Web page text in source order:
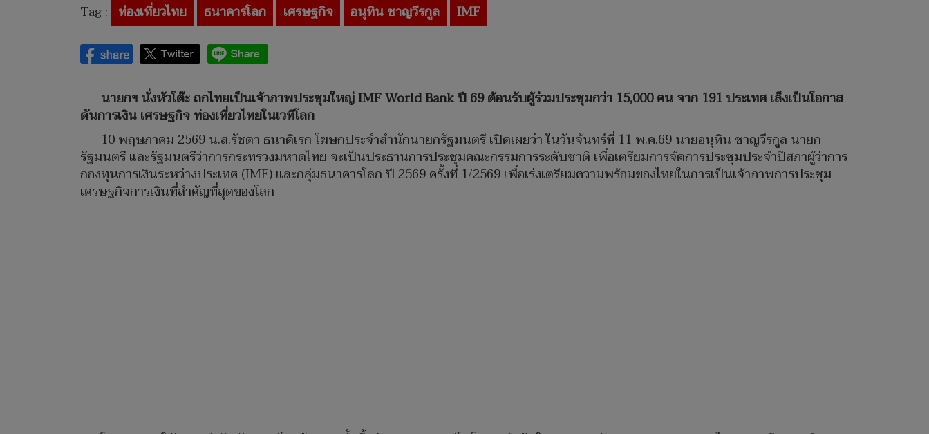
Tag : ท่องเที่ยวไทย ธนาคารโลก เศรษฐกิจ อนุทิน ชาญวีรกูล IMF
นายกฯ นั่งหัวโต๊ะ ถกไทยเป็นเจ้าภาพประชุมใหญ่ IMF World Bank ปี 69 ต้อนรับผู้ร่วมประชุมกว่า 15,000 คน จาก 191 ประเทศ เล็งเป็นโอกาส
ดันการเงิน เศรษฐกิจ ท่องเที่ยวไทยในเวทีโลก
10 พฤษภาคม 2569 น.ส.รัชดา ธนาดิเรก โฆษกประจำสำนักนายกรัฐมนตรี เปิดเผยว่า ในวันจันทร์ที่ 11 พ.ค.69 นายอนุทิน ชาญวีรกูล นายก
รัฐมนตรี และรัฐมนตรีว่าการกระทรวงมหาดไทย จะเป็นประธานการประชุมคณะกรรมการระดับชาติ เพื่อเตรียมการจัดการประชุมประจำปีสภาผู้ว่าการ
กองทุนการเงินระหว่างประเทศ (IMF) และกลุ่มธนาคารโลก ปี 2569 ครั้งที่ 1/2569 เพื่อเร่งเตรียมความพร้อมของไทยในการเป็นเจ้าภาพการประชุม
เศรษฐกิจการเงินที่สำคัญที่สุดของโลก